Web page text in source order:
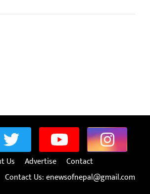
Us Advertise
Contact
Contact Us:enewsofnepal@gmail.com